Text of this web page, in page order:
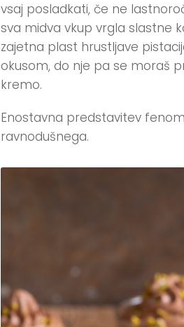
vsaj posladkati, če ne
sva midva vkup vrgla slastne
zajetna plast hrustljave
okusom, do nje pa se moraš
kremo.
Enostavna predstavitev
ravnodušnega.